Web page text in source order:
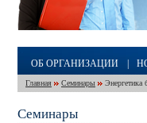
ОБ ОРГАНИЗАЦИИ
Главная Семинары Энергетика
Семинары